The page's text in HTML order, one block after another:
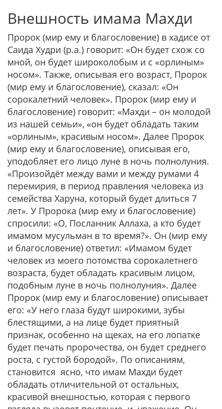
Внешность имама Махди
Пророк (мир ему и благословение) в хадисе от
Саида Худри (р.а.) говорит: «Он будет схож со
мной, он будет широколобым и с «орлиным»
носом». Также, описывая его возраст, Пророк
(мир ему и благословение), сказал: «Он
сорокалетний человек». Пророк (мир ему и
благословение) говорит: «Махди – он молодой
из нашей семьи», «он будет обладать таким
«орлиным», красивым носом». Далее Пророк
(мир ему и благословение), описывая его,
уподобляет его лицо луне в ночь полнолуния.
«Произойдёт между вами и между румами 4
перемирия, в период правления человека из
семейства Харуна, который будет длиться 7
лет». У Пророка (мир ему и благословение)
спросили: «О, Посланник Аллаха, а кто будет
имамом мусульман в то время?». Он (мир ему
и благословение) ответил: «Имамом будет
человек из моего потомства сорокалетнего
возраста, будет обладать красивым лицом,
подобным луне в ночь полнолуния». Далее
Пророк (мир ему и благословение) описывает
его: «У него глаза будут широкими, зубы
блестящими, а на лице будет приятный
признак, особенно на щеках, на его лопатке
будет печать пророчества, он будет среднего
роста, с густой бородой». По описаниям,
становится ясно, что имам Махди будет
обладать отличительной от остальных,
красивой внешностью, которая с первого